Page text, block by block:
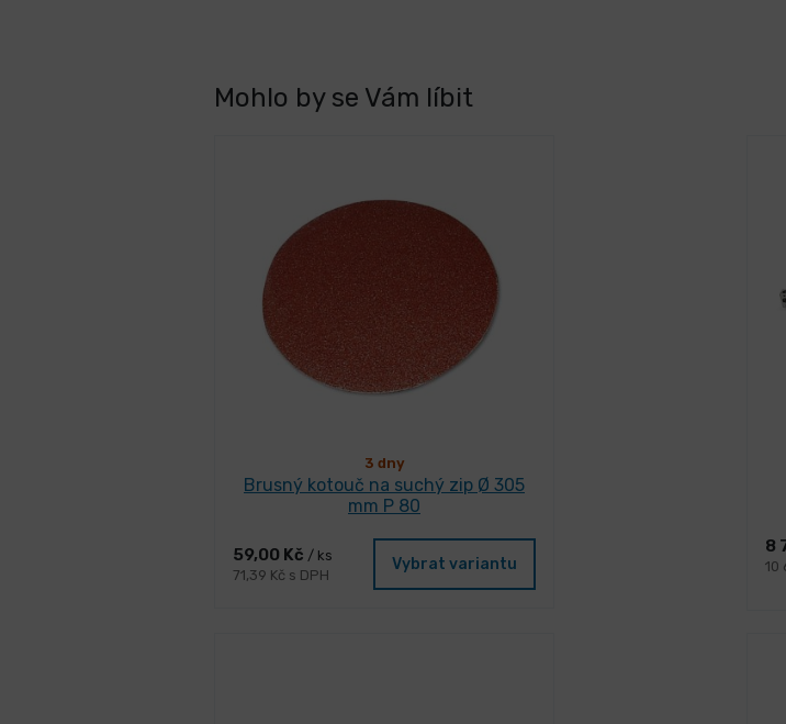
Mohlo by se Vám líbit
3 dny
Brusný kotouč na suchý zip Ø 305
mm P 80
59,00 Kč / ks
71,39 Kč s DPH
Vybrat variantu
8
10